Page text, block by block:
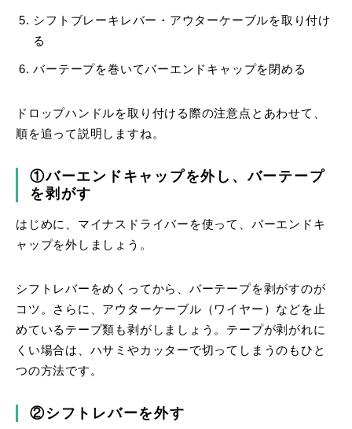
シフトブレーキレバー・アウターケーブルを取り付け
る
バーテープを巻いてバーエンドキャップを閉める
ドロップハンドルを取り付ける際の注意点とあわせて、
順を追って説明しますね。
①バーエンドキャップを外し、バーテープ
を剥がす
はじめに、マイナスドライバーを使って、バーエンドキ
ャップを外しましょう。
シフトレバーをめくってから、バーテープを剥がすのが
コツ。さらに、アウターケーブル（ワイヤー）などを止
めているテープ類も剥がしましょう。テープが剥がれに
くい場合は、ハサミやカッターで切ってしまうのもひと
つの方法です。
②シフトレバーを外す